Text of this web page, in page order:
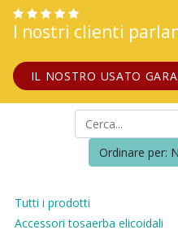
I nostri clienti
IL NOSTRO USATO
Ordinare per:
Tutti i prodotti
Accessori tosaerba elicoidali